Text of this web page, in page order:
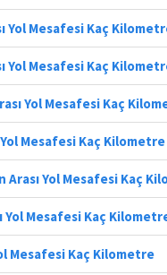
Yol Mesafesi Kaç
Yol Mesafesi Kaç
Yol Mesafesi Kaç
Yol Mesafesi Kaç Kilometre
Arası Yol Mesafesi Kaç
Yol Mesafesi Kaç
Mesafesi Kaç Kilometre